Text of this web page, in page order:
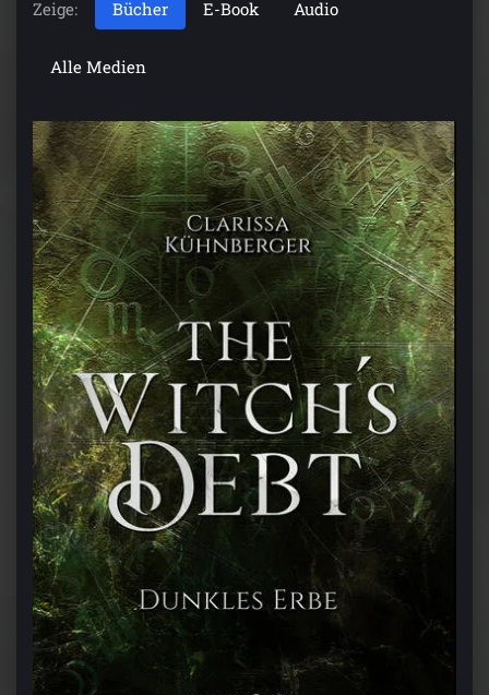
Zeige: Bücher E-Book Audio
Alle Medien